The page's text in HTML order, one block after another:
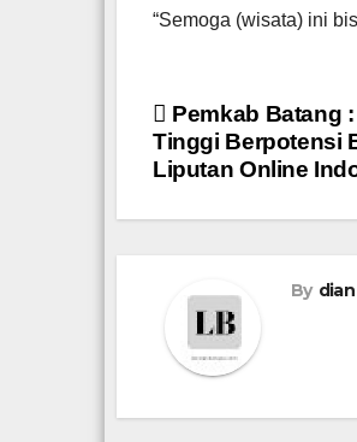
“Semoga (wisata) ini
Navigasi
pos
Pemkab Batang
Tinggi Berpotensi
Liputan Online
By dian